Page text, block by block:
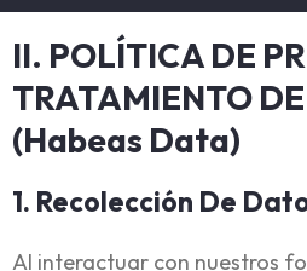
II. POLÍTICA DE
TRATAMIENTO
(Habeas Data)
1. Recolección De
Al interactuar con nuestros